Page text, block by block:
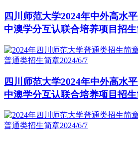
四川师范大学2024年中外高水
中澳学分互认联合培养项目招
普通类招生简章2024/6/7
四川师范大学2024年中外高水
中澳学分互认联合培养项目招
普通类招生简章2024/6/7